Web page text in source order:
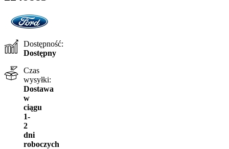
Dostępność:
Dostępny
Czas
wysyłki:
Dostawa
w
ciągu
1-
2
dni
roboczych